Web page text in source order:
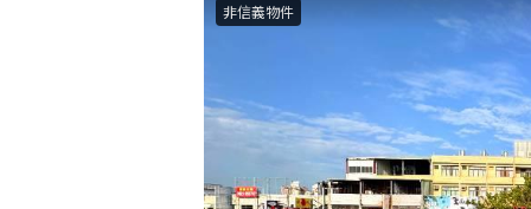
非信義物件